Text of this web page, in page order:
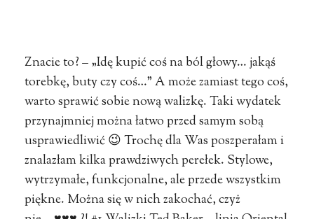
Znacie to? – „Idę kupić coś na ból głowy… jakąś
torebkę, buty czy coś…” A może zamiast tego coś,
warto sprawić sobie nową walizkę. Taki wydatek
przynajmniej można łatwo przed samym sobą
usprawiedliwić 😉 Trochę dla Was poszperałam i
znalazłam kilka prawdziwych perełek. Stylowe,
wytrzymałe, funkcjonalne, ale przede wszystkim
piękne. Można się w nich zakochać, czyż